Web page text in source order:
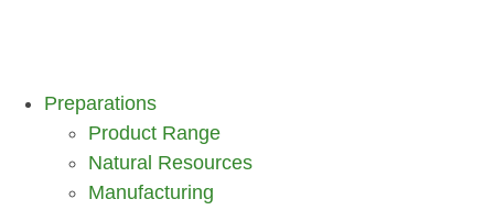
Preparations
Product Range
Natural Resources
Manufacturing